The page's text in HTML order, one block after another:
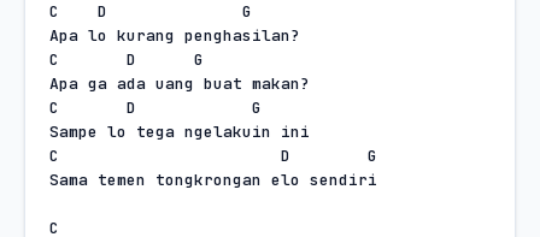
C D
G
Apa lo kurang penghasilan?
C
D
G
Apa ga ada uang buat makan?
C
D
G
Sampe lo tega ngelakuin ini
C
D
G
Sama temen tongkrongan elo sendiri
C